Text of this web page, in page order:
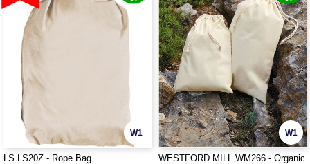
W1
LS LS20Z - Rope Bag
W1
WESTFORD MILL WM266 - Organic